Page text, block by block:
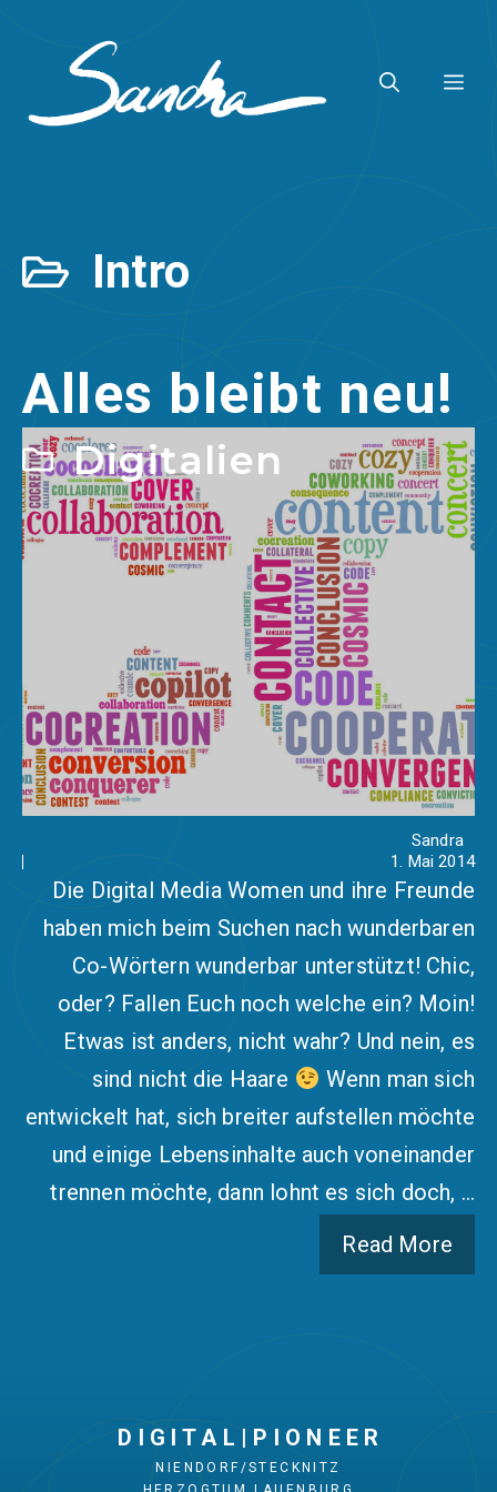
Intro
Alles bleibt neu!
Digitalien
Sandra
1. Mai 2014
Die Digital Media Women und ihre Freunde
haben mich beim Suchen nach wunderbaren
Co-Wörtern wunderbar unterstützt! Chic,
oder? Fallen Euch noch welche ein? Moin!
Etwas ist anders, nicht wahr? Und nein, es
sind nicht die Haare
Wenn man sich
entwickelt hat, sich breiter aufstellen möchte
und einige Lebensinhalte auch voneinander
trennen möchte, dann lohnt es sich doch, …
Read More
D I G I T A L | P I O N E E R
NIENDORF/STECKNITZ